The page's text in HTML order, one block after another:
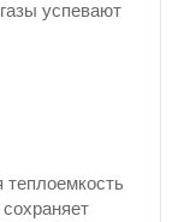
успевают